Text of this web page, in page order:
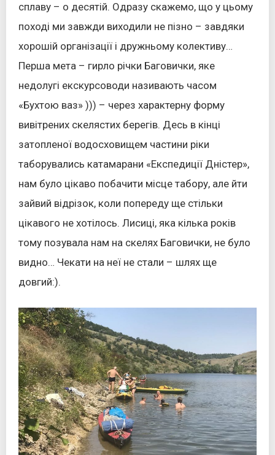
сплаву – о десятій. Одразу скажемо, що у цьому
поході ми завжди виходили не пізно – завдяки
хорошій організації і дружньому колективу…
Перша мета – гирло річки Баговички, яке
недолугі екскурсоводи називають часом
«Бухтою ваз» ))) – через характерну форму
вивітрених скелястих берегів. Десь в кінці
затопленої водосховищем частини ріки
таборувались катамарани «Експедиції Дністер»,
нам було цікаво побачити місце табору, але йти
зайвий відрізок, коли попереду ще стільки
цікавого не хотілось. Лисиці, яка кілька років
тому позувала нам на скелях Баговички, не було
видно… Чекати на неї не стали – шлях ще
довгий:).